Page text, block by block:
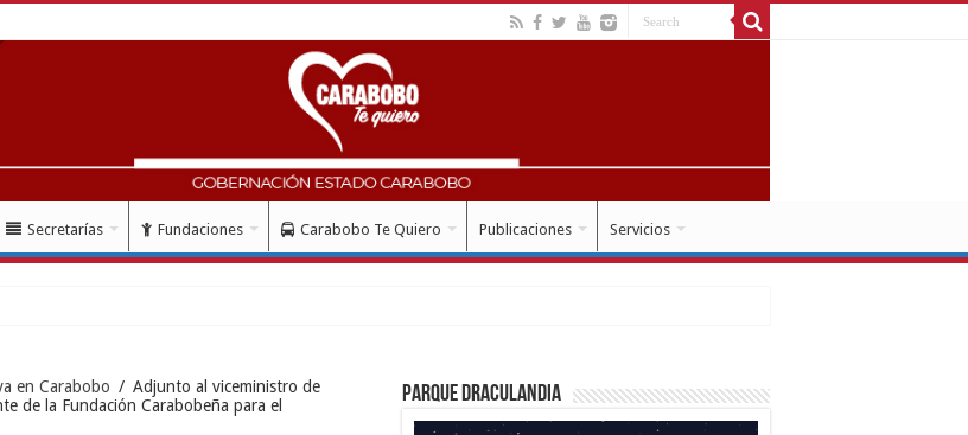
Secretarías Fundaciones Carabobo Te Quiero Publicaciones Servicios
en Carabobo / Adjunto al viceministro de
de la Fundación Carabobeña para el
Parque Draculandia